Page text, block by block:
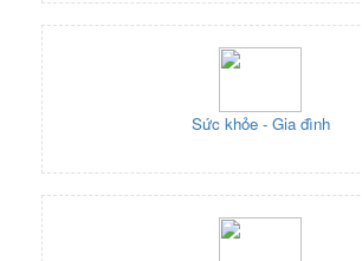
Sức khỏe - Gia đình